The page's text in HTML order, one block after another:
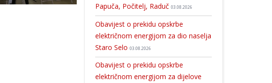
Papuča, Počitelj, Raduč 03.08.2026
Obavijest o prekidu opskrbe
električnom energijom za dio naselja
Staro Selo 03.08.2026
Obavijest o prekidu opskrbe
električnom energijom za dijelove